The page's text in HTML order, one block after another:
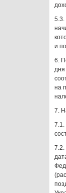
5.3.
и
6.
на
7.
7.1.
7.2.